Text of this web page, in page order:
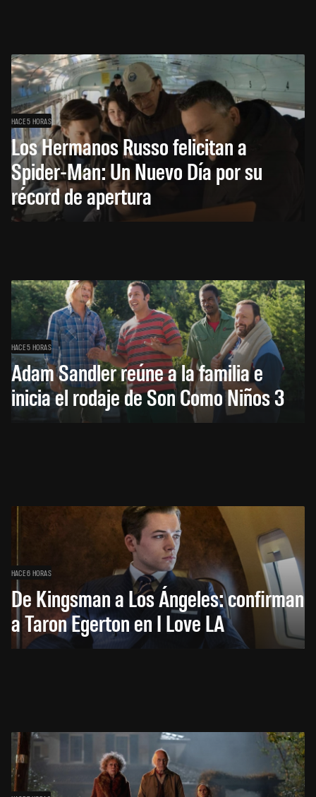
HACE 5 HORAS
Los Hermanos Russo felicitan a
Spider-Man: Un Nuevo Día por su
récord de apertura
HACE 5 HORAS
Adam Sandler reúne a la familia e
inicia el rodaje de Son Como Niños 3
HACE 6 HORAS
De Kingsman a Los Ángeles: confirman
a Taron Egerton en I Love LA